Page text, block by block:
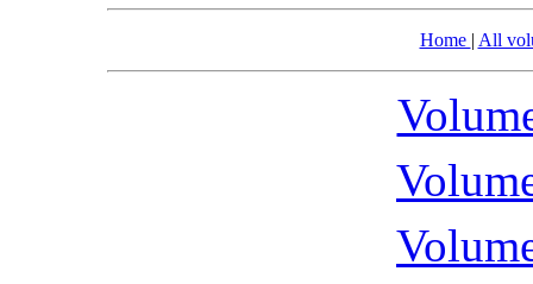
Home | All